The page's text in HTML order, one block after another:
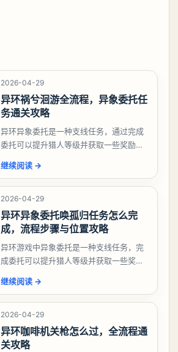
2026-04-29
异环祸兮洄游全流程，异象委托任
务通关攻略
异环异象委托是一种支线任务，通过完成
委托可以提升猎人等级并获取一些奖励，
么做，下面就来告诉大家。异环异象委托
祸兮洄游任务攻略
继续阅读 →
2026-04-29
异环异象委托唤孤归任务怎么完
成，流程步骤与位置攻略
异环游戏中异象委托是一种支线任务，完
成委托可以提升猎人等级并获取一些奖
么做，今天游戏熊就来告诉大家。异环异
象委托唤孤归任务攻
继续阅读 →
2026-04-29
异环咖啡机关枪怎么过，全流程通
关攻略